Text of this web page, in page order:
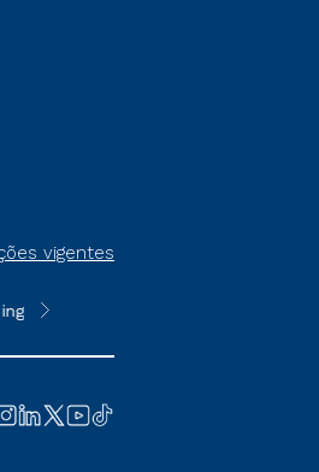
vigentes
exceto na prova on-line
**Semipresencial é um formato do